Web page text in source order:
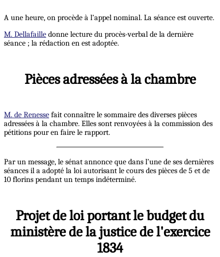
A une heure, on procède à l’appel nominal. La séance est ouverte.
M. Dellafaille donne lecture du procès-verbal de la dernière
séance ; la rédaction en est adoptée.
Pièces adressées à la chambre
M. de Renesse fait connaître le sommaire des diverses pièces
adressées à la chambre. Elles sont renvoyées à la commission des
pétitions pour en faire le rapport.
Par un message, le sénat annonce que dans l’une de ses dernières
séances il a adopté la loi autorisant le cours des pièces de 5 et de
10 florins pendant un temps indéterminé.
Projet de loi portant le budget du
ministère de la justice de l'exercice
1834